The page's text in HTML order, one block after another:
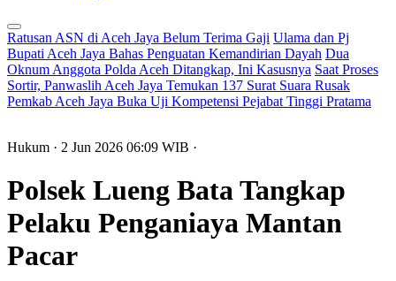
Ratusan ASN di Aceh Jaya Belum Terima Gaji Ulama dan Pj
Bupati Aceh Jaya Bahas Penguatan Kemandirian Dayah Dua
Oknum Anggota Polda Aceh Ditangkap, Ini Kasusnya Saat Proses
Sortir, Panwaslih Aceh Jaya Temukan 137 Surat Suara Rusak
Pemkab Aceh Jaya Buka Uji Kompetensi Pejabat Tinggi Pratama
Hukum · 2 Jun 2026 06:09 WIB ·
Polsek Lueng Bata Tangkap
Pelaku Penganiaya Mantan
Pacar